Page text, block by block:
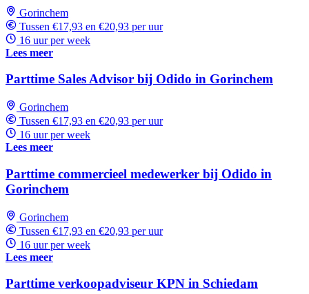
Gorinchem
Tussen €17,93 en €20,93 per uur
16 uur per week
Lees meer
Parttime Sales Advisor bij Odido in Gorinchem
Gorinchem
Tussen €17,93 en €20,93 per uur
16 uur per week
Lees meer
Parttime commercieel medewerker bij Odido in
Gorinchem
Gorinchem
Tussen €17,93 en €20,93 per uur
16 uur per week
Lees meer
Parttime verkoopadviseur KPN in Schiedam